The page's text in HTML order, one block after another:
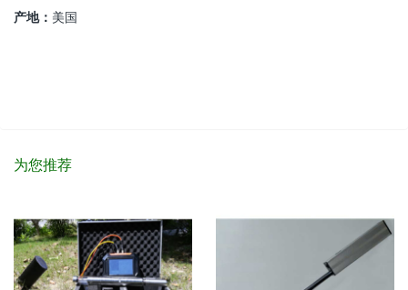
产地： 美国
为您推荐